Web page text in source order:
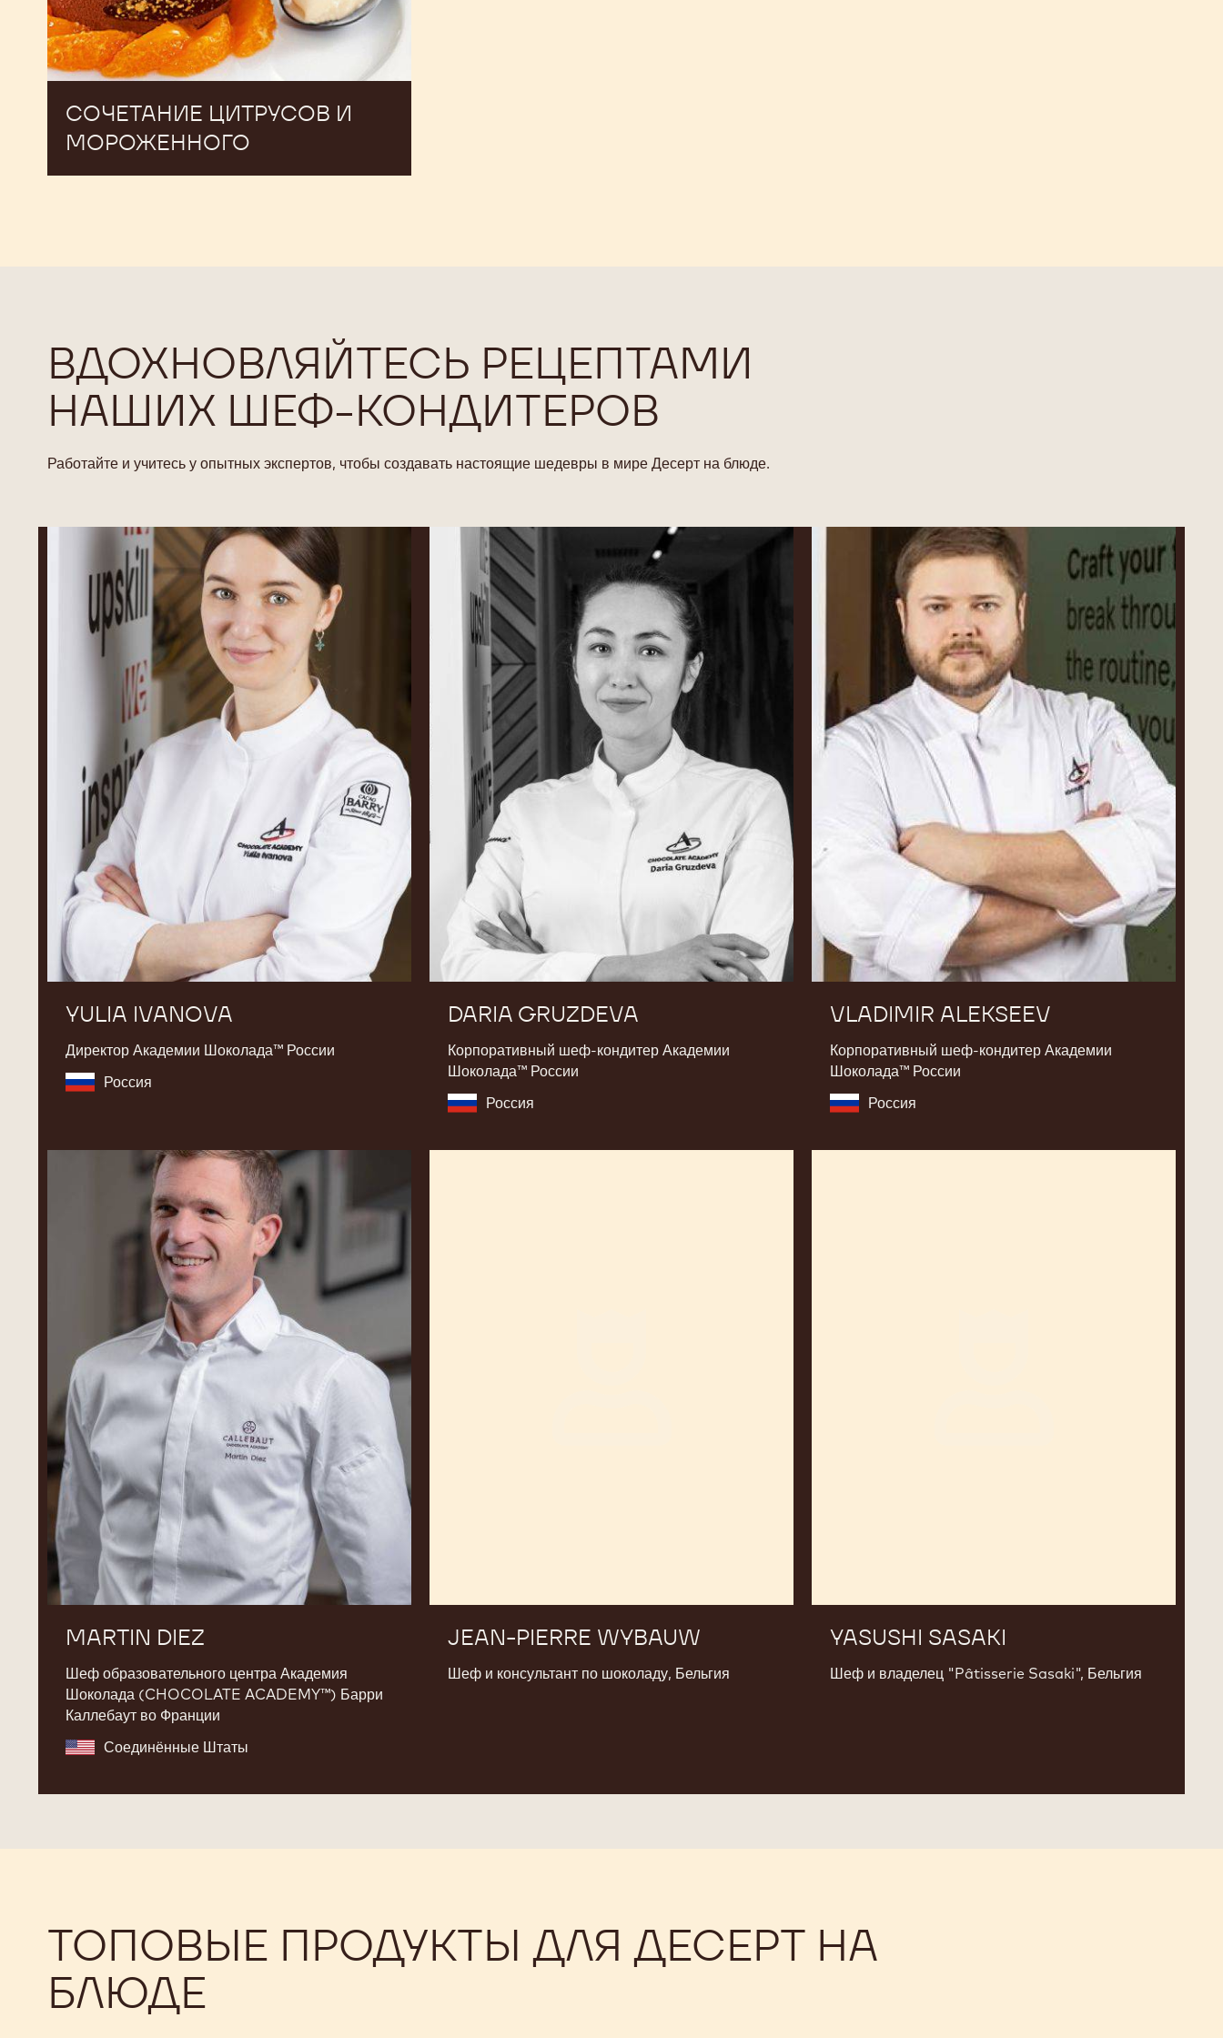
СОЧЕТАНИЕ ЦИТРУСОВ И
МОРОЖЕННОГО
ВДОХНОВЛЯЙТЕСЬ РЕЦЕПТАМИ
НАШИХ ШЕФ-КОНДИТЕРОВ
Работайте и учитесь у опытных экспертов, чтобы создавать настоящие шедевры в мире Десерт на блюде.
YULIA IVANOVA
Директор Академии Шоколада™ России
Россия
DARIA GRUZDEVA
Корпоративный шеф-кондитер Академии
Шоколада™ России
Россия
Gruzdeva
VLADIMIR ALEKSEEV
Корпоративный шеф-кондитер Академии
Шоколада™ России
Россия
MARTIN DIEZ
Шеф образовательного центра Академия
Шоколада (CHOCOLATE ACADEMY™) Барри
Каллебаут во Франции
Соединённые Штаты
JEAN-PIERRE WYBAUW
Шеф и консультант по шоколаду, Бельгия
YASUSHI SASAKI
Шеф и владелец "Pâtisserie Sasaki", Бельгия
ТОПОВЫЕ ПРОДУКТЫ ДЛЯ ДЕСЕРТ НА
БЛЮДЕ